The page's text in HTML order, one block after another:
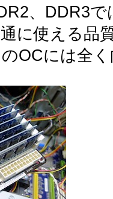
、DDR3
に使える品
OCには全